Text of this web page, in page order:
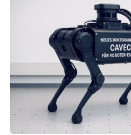
stellt die heutige
Herausforderungen.
Prozessoren stoßen an ihre
viel Energie, die Speicher- und
sind voneinander getrennt und
bremst komplexe Anwendungen
immer größer werden und
verarbeiten müssen, steigt der
Rechenarchitekturen. Neben
rücken dabei insbesondere…